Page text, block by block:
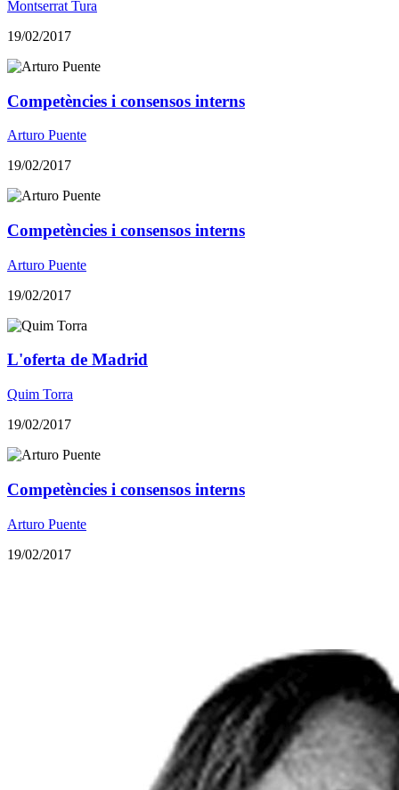
Montserrat Tura
19/02/2017
Competències i consensos interns
Arturo Puente
19/02/2017
Competències i consensos interns
Arturo Puente
19/02/2017
L'oferta de Madrid
Quim Torra
19/02/2017
Competències i consensos interns
Arturo Puente
19/02/2017